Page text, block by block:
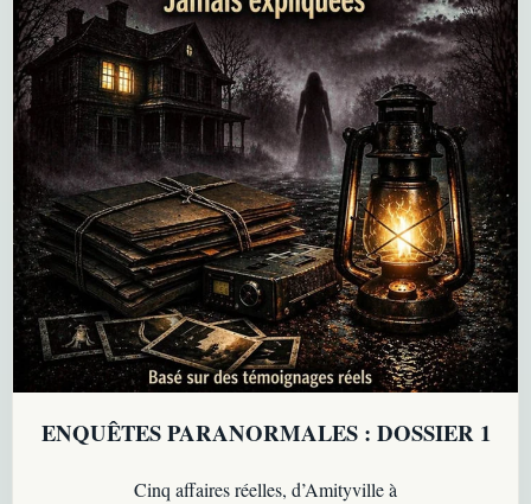
ENQUÊTES PARANORMALES : DOSSIER 1
Cinq affaires réelles, d’Amityville à